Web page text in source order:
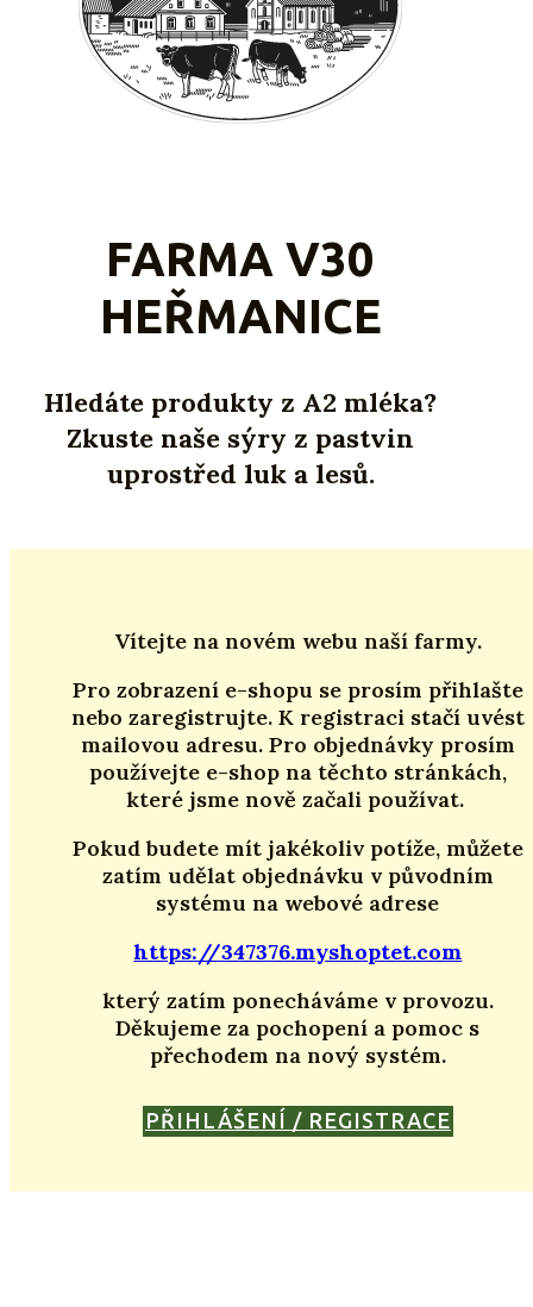
FARMA V30
HEŘMANICE
Hledáte produkty z A2 mléka?
Zkuste naše sýry z pastvin
uprostřed luk a lesů.
Vítejte na novém webu naší farmy.
Pro zobrazení e-shopu se prosím přihlašte
nebo zaregistrujte. K registraci stačí uvést
mailovou adresu. Pro objednávky prosím
používejte e-shop na těchto stránkách,
které jsme nově začali používat.
Pokud budete mít jakékoliv potíže, můžete
zatím udělat objednávku v původním
systému na webové adrese
https://347376.myshoptet.com
který zatím ponecháváme v provozu.
Děkujeme za pochopení a pomoc s
přechodem na nový systém.
PŘIHLÁŠENÍ / REGISTRACE